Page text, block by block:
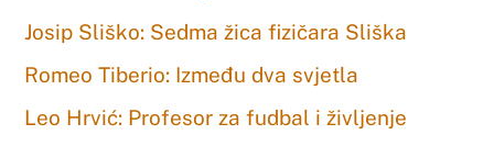
Josip Sliško: Sedma žica fizičara Sliška
Romeo Tiberio: Između dva svjetla
Leo Hrvić: Profesor za fudbal i življenje